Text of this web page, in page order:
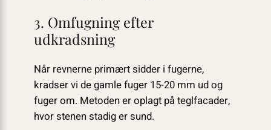
3. Omfugning efter
udkradsning
Når revnerne primært sidder i fugerne,
kradser vi de gamle fuger 15-20 mm ud og
fuger om. Metoden er oplagt på teglfacader,
hvor stenen stadig er sund.